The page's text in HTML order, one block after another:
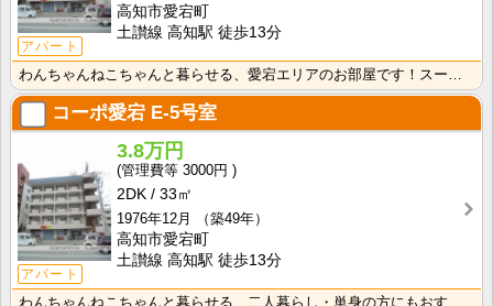
アパート
高知市愛宕町
土讃線 高知駅 徒歩13分
わんちゃんねこちゃんと暮らせる、愛宕エリアのお部屋です！スーパー・コンビニ徒歩圏の暮らしやすいエリア･･･
コーポ愛宕 E-5号室
アパート
3.8万円
3000円
2DK
33㎡
1976年12月
（築49年）
高知市愛宕町
土讃線 高知駅 徒歩13分
わんちゃんねこちゃんと暮らせる、二人暮らし・単身の方にもおすすめのお部屋です！スーパー・コンビニ徒歩･･･